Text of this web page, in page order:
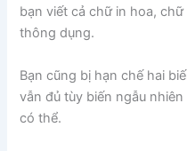
bạn viết cả chữ in hoa,
thông dụng.
Bạn cũng bị hạn chế hai
vẫn đủ tùy biến ngẫu
có thể.